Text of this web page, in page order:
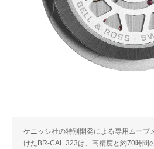
ケニッシ社の特別開発による専用ムーブ
けたBR-CAL.323は、高精度と約70時間